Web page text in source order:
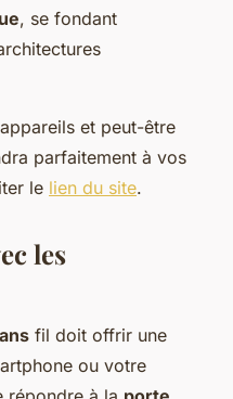
, se fondant
et peut-être
parfaitement à vos
le lien du site.
les
fil doit offrir une
ou votre